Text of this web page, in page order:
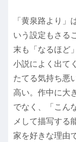
「黄泉路より」
いう設定もさる
末も「なるほど
小説によく出て
たてる気持ち悪
高い。作中に大
でなく、「こん
メして描写する
家を好きな理由